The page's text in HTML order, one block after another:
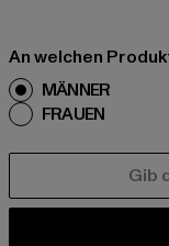
An welchen
MÄNNER
FRAUEN